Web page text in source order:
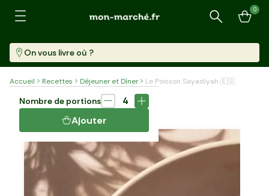
Recherche
0
On vous livre où ?
Accueil Recettes Déjeuner et Dîner
Le Poisson Sayadiyah 🇪🇬
LE POISSON SAYADIYAH 🇪🇬
Nombre de portions
4
Ajouter